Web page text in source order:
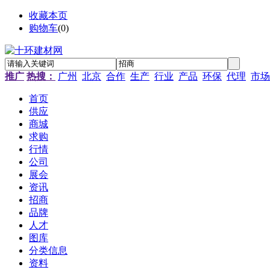
收藏本页
购物车(0)
推广 热搜： 广州 北京 合作 生产 行业 产品 环保 代理 市场
首页
供应
商城
求购
行情
公司
展会
资讯
招商
品牌
人才
图库
分类信息
资料